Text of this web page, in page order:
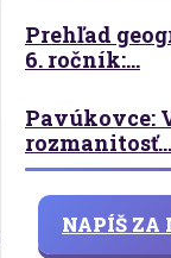
Prehľad
6. ročník:...
Pavúkovce:
rozmanitosť...
NAPÍŠ ZA